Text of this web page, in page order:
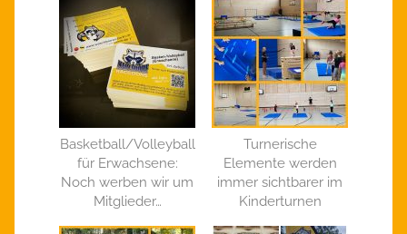
Basketball/Volleyball
für Erwachsene:
Noch werben wir um
Mitglieder…
Turnerische
Elemente werden
immer sichtbarer im
Kinderturnen